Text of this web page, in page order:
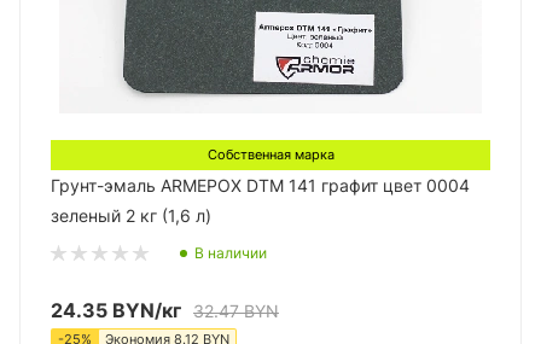
Собственная марка
Грунт-эмаль ARMEPOX DTM 141 графит цвет 0004
зеленый 2 кг (1,6 л)
В наличии
24.35 BYN/кг 32.47BYN
-25% Экономия 8.12 BYN